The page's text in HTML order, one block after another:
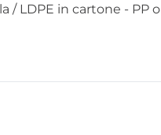
/ LDPE in cartone - PP